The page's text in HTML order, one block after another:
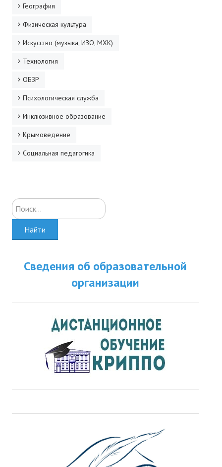
География
Физическая культура
Искусство (музыка, ИЗО, МХК)
Технология
ОБЗР
Психологическая служба
Инклюзивное образование
Крымоведение
Социальная педагогика
Искать...
Найти
Сведения об образовательной
организации